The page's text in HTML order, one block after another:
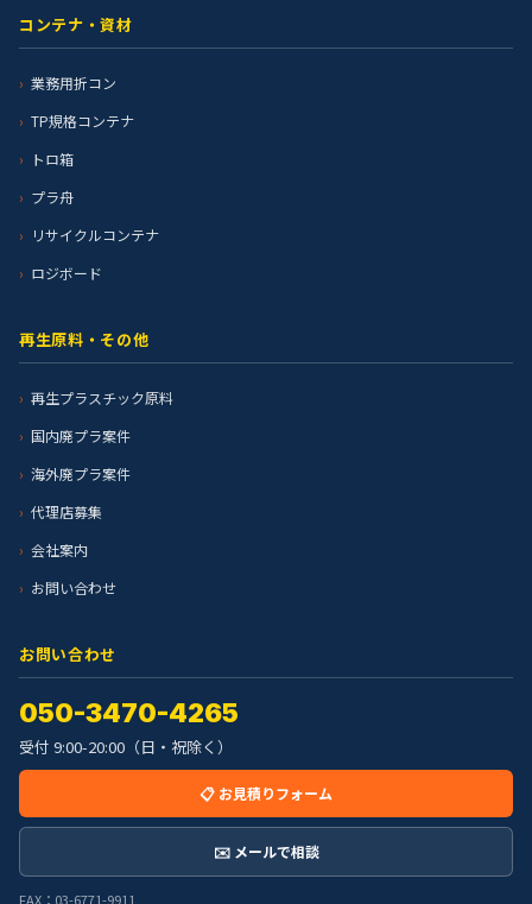
コンテナ・資材
業務用折コン
TP規格コンテナ
トロ箱
プラ舟
リサイクルコンテナ
ロジボード
再生原料・その他
再生プラスチック原料
国内廃プラ案件
海外廃プラ案件
代理店募集
会社案内
お問い合わせ
お問い合わせ
050-3470-4265
受付 9:00-20:00（日・祝除く）
📋 お見積りフォーム
✉️ メールで相談
FAX：03-6771-9911